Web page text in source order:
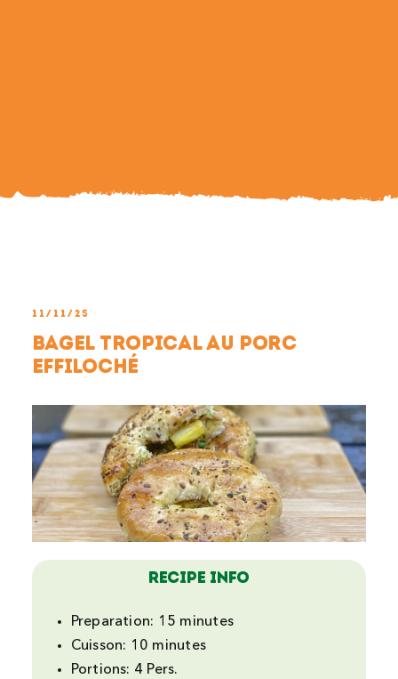
11/11/25
Bagel tropical au porc
effiloché
Recipe Info
Preparation: 15 minutes
Cuisson: 10 minutes
Portions: 4 Pers.